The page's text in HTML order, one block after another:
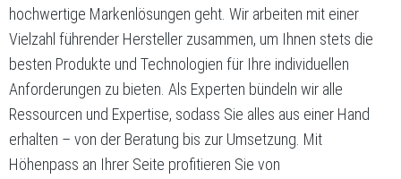
hochwertige Markenlösungen geht. Wir arbeiten mit einer
Vielzahl führender Hersteller zusammen, um Ihnen stets die
besten Produkte und Technologien für Ihre individuellen
Anforderungen zu bieten. Als Experten bündeln wir alle
Ressourcen und Expertise, sodass Sie alles aus einer Hand
erhalten – von der Beratung bis zur Umsetzung. Mit
Höhenpass an Ihrer Seite profitieren Sie von